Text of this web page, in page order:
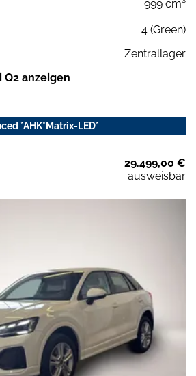
999 cm³
4 (Green)
Zentrallager
Q2 anzeigen
*AHK*Matrix-LED*
29.499,00 €
ausweisbar